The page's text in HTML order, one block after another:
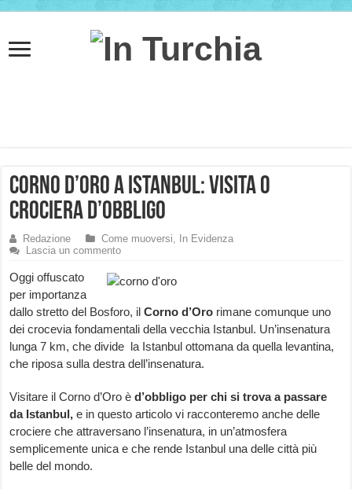
Corno d’Oro a Istanbul: visita o
crociera d’obbligo
Redazione Come muoversi,
In Evidenza
Lascia un commento
Oggi offuscato
per importanza
dallo stretto del Bosforo, ilCorno d’Oro rimane comunque uno
dei crocevia fondamentali della vecchia Istanbul. Un’insenatura
lunga 7 km, che divide la Istanbul ottomana da quella levantina,
che riposa sulla destra dell’insenatura.
Visitare il Corno d’Oro èd’obbligo per chi si trova a passare
da Istanbul,e in questo articolo vi racconteremo anche delle
crociere che attraversano l’insenatura, in un’atmosfera
semplicemente unica e che rende Istanbul una delle città più
belle del mondo.